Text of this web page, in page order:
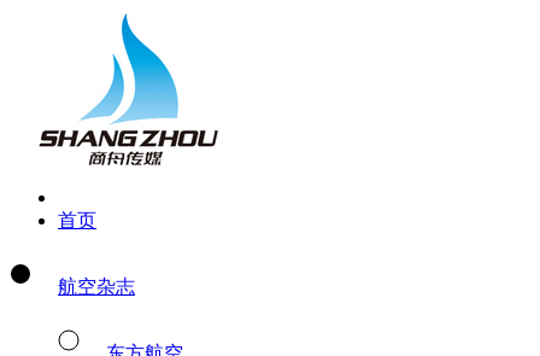
首页
航空杂志